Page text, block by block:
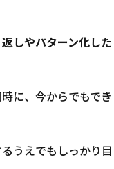
しやパターン化した
に、今からでもでき
うえでもしっかり目